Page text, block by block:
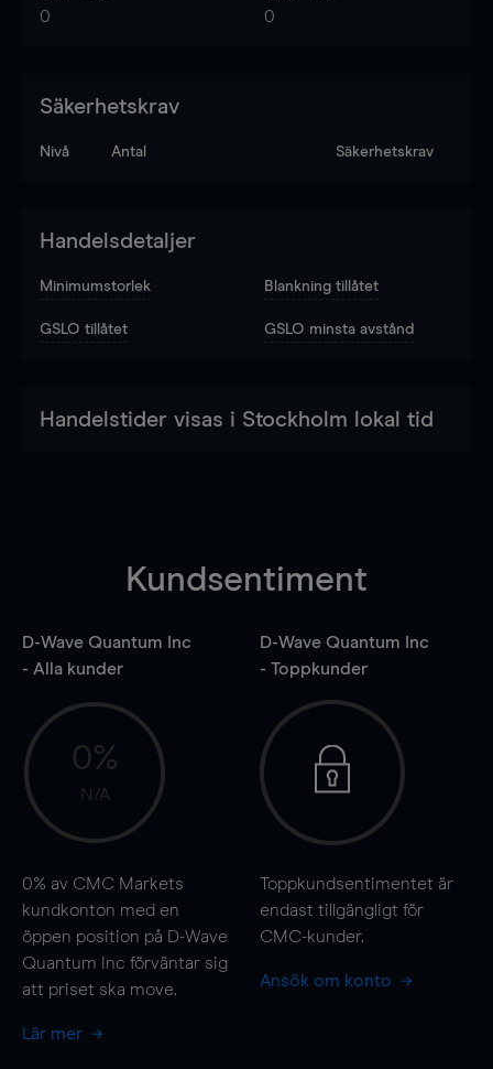
0 0
Säkerhetskrav
Nivå Antal Säkerhetskrav
Handelsdetaljer
Minimumstorlek Blankning tillåtet
GSLO tillåtet GSLO minsta avstånd
Handelstider visas i Stockholm lokal tid
Kundsentiment
D-Wave Quantum Inc
- Alla kunder
0%
N/A
0% av CMC Markets
kundkonton med en
öppen position på D-Wave
Quantum Inc förväntar sig
att priset ska move.
Lär mer
D-Wave Quantum Inc
- Toppkunder
Toppkundsentimentet är
endast tillgängligt för
CMC-kunder.
Ansök om konto